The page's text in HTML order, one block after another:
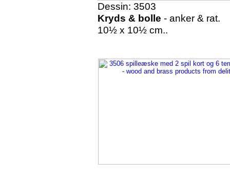
Dessin: 3503
Kryds & bolle - anker & rat.
10½ x 10½ cm..